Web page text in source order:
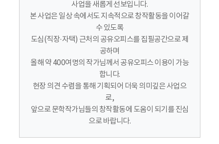
사업을 새롭게 선보입니다.
본 사업은 일상 속에서도 지속적으로 창작활동을 이어갈
수 있도록
도심(직장·자택) 근처의 공유오피스를 집필공간으로 제
공하며
올해 약 400여명의 작가님께서 공유오피스 이용이 가능
합니다.
현장 의견 수렴을 통해 기획되어 더욱 의미깊은 사업으
로,
앞으로 문학작가님들의 창작활동에 도움이 되기를 진심
으로 바랍니다.